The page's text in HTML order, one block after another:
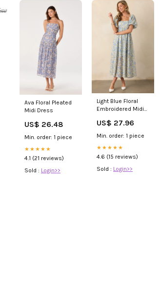
Ava Floral Pleated
Midi Dress
US$ 26.48
Min. order: 1 piece
★★★★★
4.1 (21 reviews)
Sold : Login>>
Light Blue Floral
Embroidered Midi
US$ 27.96
Min. order: 1 piece
★★★★★
4.6 (15 reviews)
Sold : Login>>